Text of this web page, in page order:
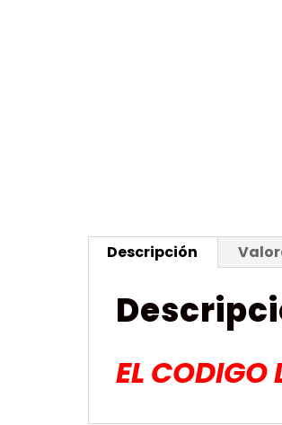
Descripción
EL CODIGO